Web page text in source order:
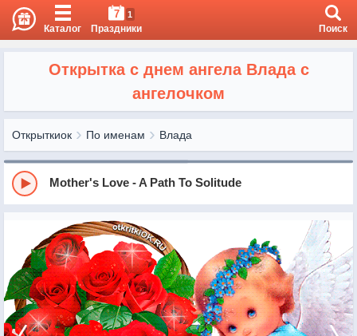
Каталог
7 1
Праздники Поиск
Открытка с днем ангела Влада с
ангелочком
Открыткиок По именам Влада
Mother's Love - A Path To Solitude